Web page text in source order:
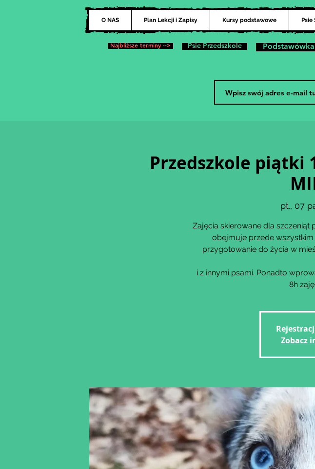
O NAS Plan Lekcji i Zapisy Kursy podstawowe Psie
Najbliższe terminy --> Psie Przedszkole Podstawówka
Przedszkole piątki
pt., 07
Zajęcia skierowane dla szczeniąt
obejmuje przede
przygotowanie do życia w
i z innymi psami. Ponadto
8h
Zobacz